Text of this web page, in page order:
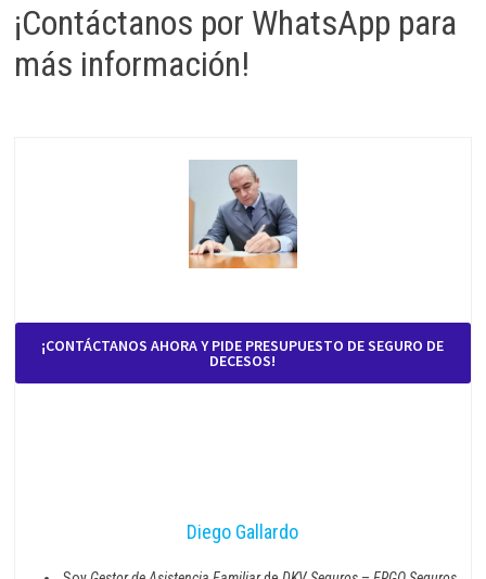
¡Contáctanos por WhatsApp para
más información!
¡CONTÁCTANOS AHORA Y PIDE PRESUPUESTO DE SEGURO DE
DECESOS!
Diego Gallardo